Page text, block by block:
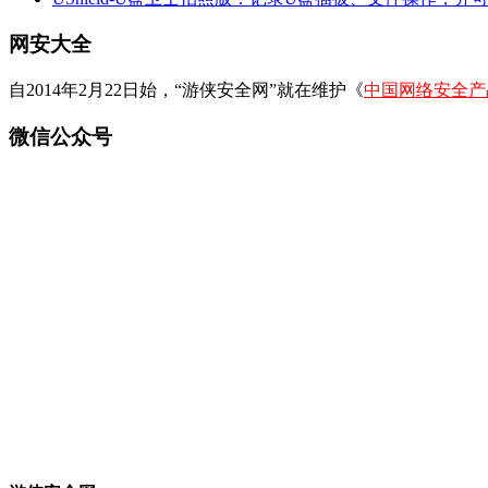
网安大全
自2014年2月22日始，“游侠安全网”就在维护《中国网络安全
微信公众号